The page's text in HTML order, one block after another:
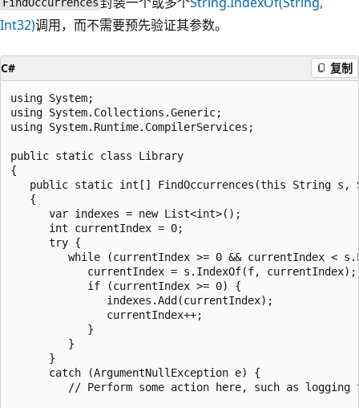
FindOccurrences
Int32)调用，而不需要预先验证其参数。
C# 复制
using System;
using System.Collections.Generic;
using System.Runtime.CompilerServices;
public static class Library
{
public static int[] FindOccurrences(this String s,
   {
      var indexes = new List<int>();
      int currentIndex = 0;
      try {
while (currentIndex >= 0 && currentIndex <
            currentIndex = s.IndexOf(f, currentIndex);
            if (currentIndex >= 0) {
               indexes.Add(currentIndex);
               currentIndex++;
            }
         }
      }
      catch (ArgumentNullException e) {
// Perform some action here, such as logging